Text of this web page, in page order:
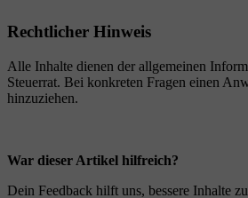
Rechtlicher Hinweis
Alle Inhalte dienen der allgemeinen
Steuerrat. Bei konkreten Fragen einen
hinzuziehen.
War dieser Artikel hilfreich?
Dein Feedback hilft uns, bessere Inhalte